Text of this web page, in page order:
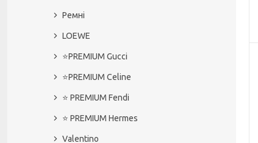
Ремні
LOEWE
⭐️PREMIUM Gucci
⭐️PREMIUM Celine
⭐️ PREMIUM Fendi
⭐️ PREMIUM Hermes
Valentino